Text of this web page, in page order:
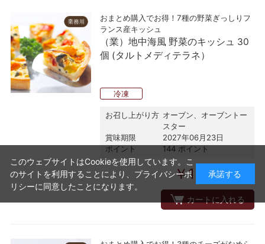
おまとめ購入でお得！7種の野菜ぎっしりフ
ランス産キッシュ
（業）地中海風 野菜のキッシュ 30
個 (タルトメディテラネ）
冷凍
お召し上がり方 オーブン、オーブントー
スター
賞味期限
2027年06月23日
ポイント
144 ポイント
￥15,552(税込)
カートに入れる
このウェブサイトはCookieを使用しています。こ
のサイトを利用することにより、 プライバシーポ
リシーに同意したことになります。
承諾する